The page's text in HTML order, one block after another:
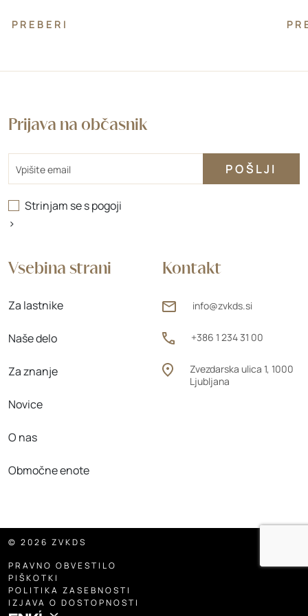
PREBERI
Kontakt
info@zvkds.si
+386 1 234 31 00
Zvezdarska ulica 1, 1000
Ljubljana
Vsebina strani
Za lastnike
Naše delo
Za znanje
Novice
O nas
Območne enote
Prijava na občasnik
Strinjam se spogoji
>
© 2026 ZVKDS
PRAVNO OBVESTILO
PIŠKOTKI
POLITIKA ZASEBNOSTI
IZJAVA O DOSTOPNOSTI